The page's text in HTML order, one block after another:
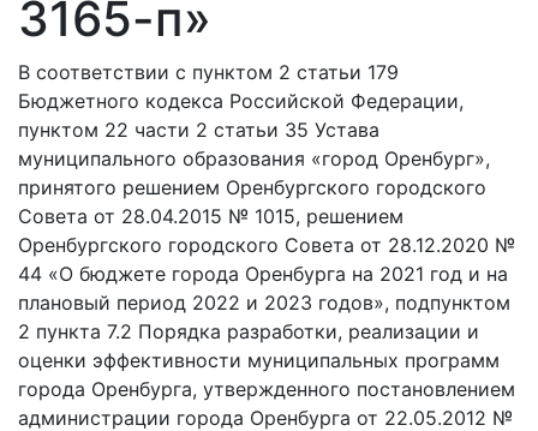
3165-п»
В соответствии с пунктом 2 статьи 179
Бюджетного кодекса Российской Федерации,
пунктом 22 части 2 статьи 35 Устава
муниципального образования «город Оренбург»,
принятого решением Оренбургского городского
Совета от 28.04.2015 № 1015, решением
Оренбургского городского Совета от 28.12.2020 №
44 «О бюджете города Оренбурга на 2021 год и на
плановый период 2022 и 2023 годов», подпунктом
2 пункта 7.2 Порядка разработки, реализации и
оценки эффективности муниципальных программ
города Оренбурга, утвержденного постановлением
администрации города Оренбурга от 22.05.2012 №